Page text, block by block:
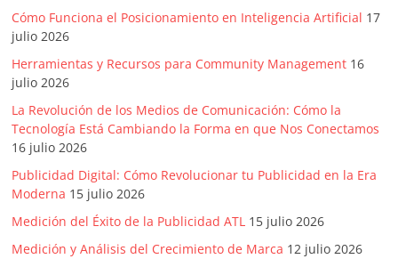
y
Medios
de
la
Agencia
Blue
Design
Colombia
y
sus
filiales
Cómo Funciona el Posicionamiento en Inteligencia Artificial 17
julio 2026
Herramientas y Recursos para Community Management 16
julio 2026
La Revolución de los Medios de Comunicación: Cómo la
Tecnología Está Cambiando la Forma en que Nos Conectamos
16 julio 2026
Publicidad Digital: Cómo Revolucionar tu Publicidad en la Era
Moderna 15 julio 2026
Medición del Éxito de la Publicidad ATL 15 julio 2026
Medición y Análisis del Crecimiento de Marca 12 julio 2026